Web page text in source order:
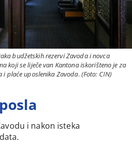
budžetskih rezervi Zavoda i novca
koji se liječe van Kantona iskorišteno je za
plaće uposlenika Zavoda. (Foto: CIN)
i nakon isteka